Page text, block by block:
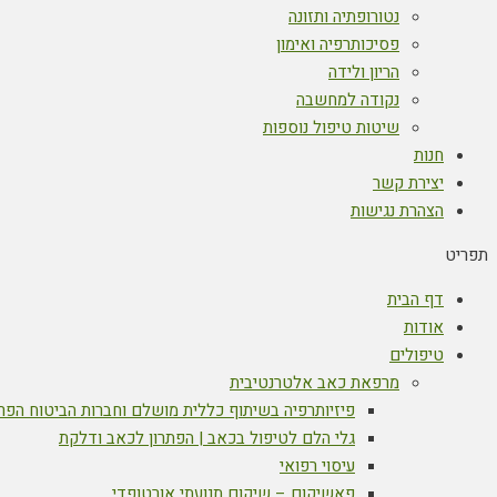
נטורופתיה ותזונה
פסיכותרפיה ואימון
הריון ולידה
נקודה למחשבה
שיטות טיפול נוספות
חנות
יצירת קשר
הצהרת נגישות
תפריט
דף הבית
אודות
טיפולים
מרפאת כאב אלטרנטיבית
פיזיותרפיה בשיתוף כללית מושלם וחברות הביטוח
גלי הלם לטיפול בכאב | הפתרון לכאב ודלקת
עיסוי רפואי